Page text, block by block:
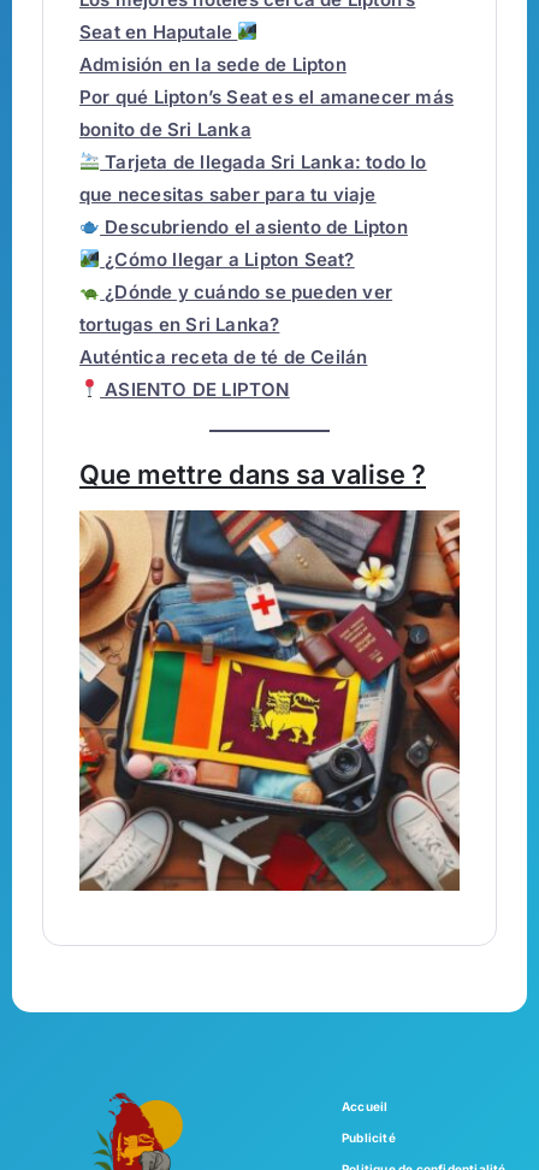
Seat en Haputale
Admisión en la sede de Lipton
Por qué Lipton’s Seat es el amanecer más
bonito de Sri Lanka
Tarjeta de llegada Sri Lanka: todo lo
que necesitas saber para tu viaje
Descubriendo el asiento de Lipton
¿Cómo llegar a Lipton Seat?
¿Dónde y cuándo se pueden ver
tortugas en Sri Lanka?
Auténtica receta de té de Ceilán
ASIENTO DE LIPTON
Que mettre dans sa valise ?
Accueil
Publicité